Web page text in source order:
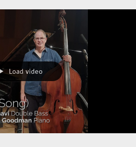
Load video